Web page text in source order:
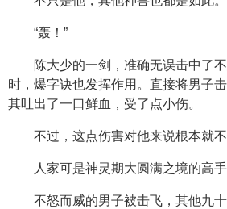
“轰！”
陈大少的一剑，准确无误击中了
时，爆字诀也发挥作用。直接将男子
其吐出了一口鲜血，受了点小伤。
不过，这点伤害对他来说根本就不
人家可是神灵期大圆满之境的高手
不怒而威的男子被击飞，其他九